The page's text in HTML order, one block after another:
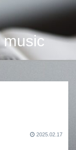
2025.02.17